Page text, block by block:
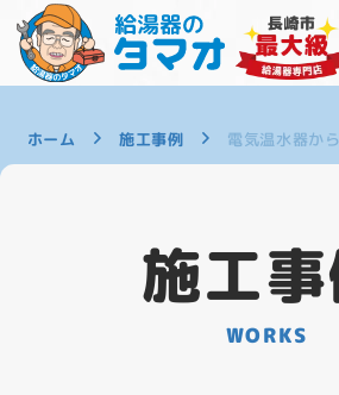
ホーム 施工事例 電気温水器か
施工
WORKS